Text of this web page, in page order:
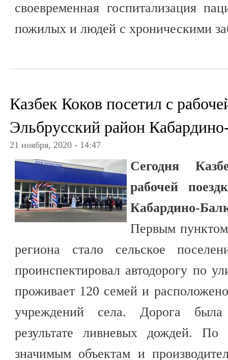
своевременная госпитализация
пожилых и людей с хроническими
Казбек Коков посетил с
Эльбрусский район
21 ноября, 2020 - 14:47
Сегодня
рабочей
Кабардино-
Первым
региона стало сельское
проинспектировал автодорогу по
проживает 120 семей и
учреждений села. Дорога
результате ливневых дождей.
значимым объектам и